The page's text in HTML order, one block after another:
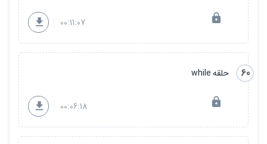
00:11:07
60 حلقه while
00:06:18